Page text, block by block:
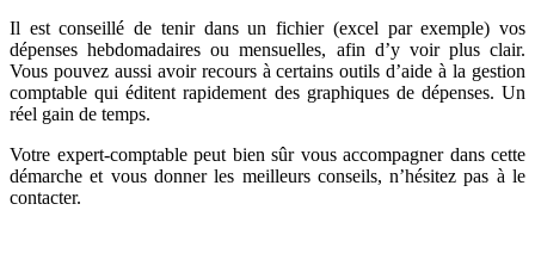
Il est conseillé de tenir dans un fichier (excel par exemple) vos
dépenses hebdomadaires ou mensuelles, afin d’y voir plus clair.
Vous pouvez aussi avoir recours à certains outils d’aide à la gestion
comptable qui éditent rapidement des graphiques de dépenses. Un
réel gain de temps.
Votre expert-comptable peut bien sûr vous accompagner dans cette
démarche et vous donner les meilleurs conseils, n’hésitez pas à le
contacter.